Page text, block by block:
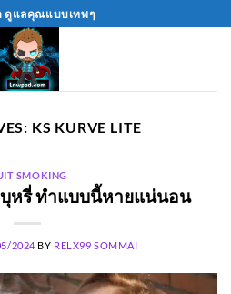
ดูแลคุณแบบเทพๆ
KS KURVE LITE
SMOKING
หรี่ ทำแบบนี้หายแน่นอน
2024 BY RELX99 SOMMAI